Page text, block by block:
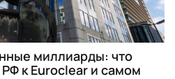
миллиарды: что
к Euroclear и самом